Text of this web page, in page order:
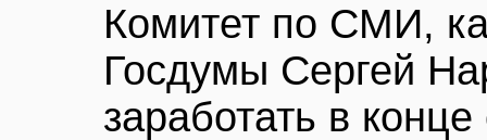
Комитет по СМИ,
Госдумы Сергей
заработать в